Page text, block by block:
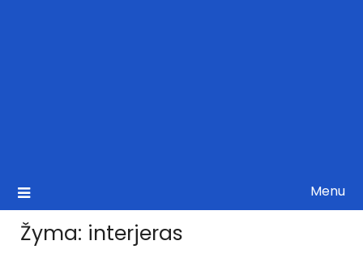
Menu
Žyma: interjeras